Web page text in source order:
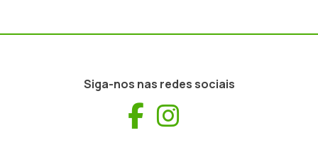
Siga-nos nas redes sociais
Facebook